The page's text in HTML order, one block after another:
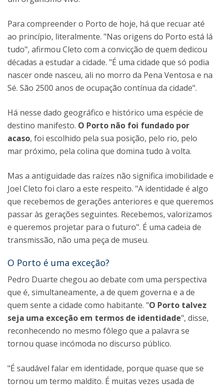
Para compreender o Porto de hoje, há que recuar até
ao princípio, literalmente. "Nas origens do Porto está lá
tudo", afirmou Cleto com a convicção de quem dedicou
décadas a estudar a cidade. "É uma cidade que só podia
nascer onde nasceu, ali no morro da Pena Ventosa e na
Sé. São 2500 anos de ocupação contínua da cidade".
Há nesse dado geográfico e histórico uma espécie de
destino manifesto. O Porto não foi fundado por
acaso, foi escolhido pela sua posição, pelo rio, pelo
mar próximo, pela colina que domina tudo à volta.
Mas a antiguidade das raízes não significa imobilidade e
Joel Cleto foi claro a este respeito. "A identidade é algo
que recebemos de gerações anteriores e que queremos
passar às gerações seguintes. Recebemos, valorizamos
e queremos projetar para o futuro". É uma cadeia de
transmissão, não uma peça de museu.
O Porto é uma exceção?
Pedro Duarte chegou ao debate com uma perspectiva
que é, simultaneamente, a de quem governa e a de
quem sente a cidade como habitante. "O Porto talvez
seja uma exceção em termos de identidade", disse,
reconhecendo no mesmo fôlego que a palavra se
tornou quase incómoda no discurso público.
"É saudável falar em identidade, porque quase que se
tornou um termo maldito. É muitas vezes usada de